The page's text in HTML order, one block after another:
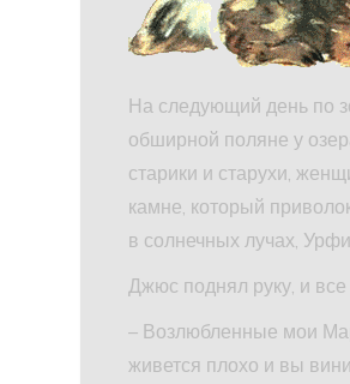
На следующий день по
обширной поляне у
старики и старухи,
камне, который
в солнечных лучах,
Джюс поднял руку, и все
– Возлюбленные мои
живется плохо и вы